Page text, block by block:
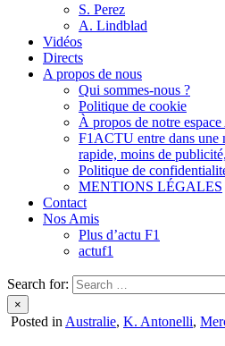
S. Perez
A. Lindblad
Vidéos
Directs
A propos de nous
Qui sommes-nous ?
Politique de cookie
À propos de notre
F1ACTU entre dans
rapide, moins de
Politique de
MENTIONS LÉGALES
Contact
Nos Amis
Plus d’actu F1
actuf1
Search for:
×
Posted in Australie, K. Antonelli,